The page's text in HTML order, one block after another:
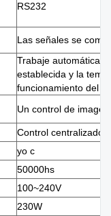
RS232
Las señales se
Trabaje
establecida y la
funcionamiento del
Un control de
Control centralizado
yo c
50000hs
100~240V
230W